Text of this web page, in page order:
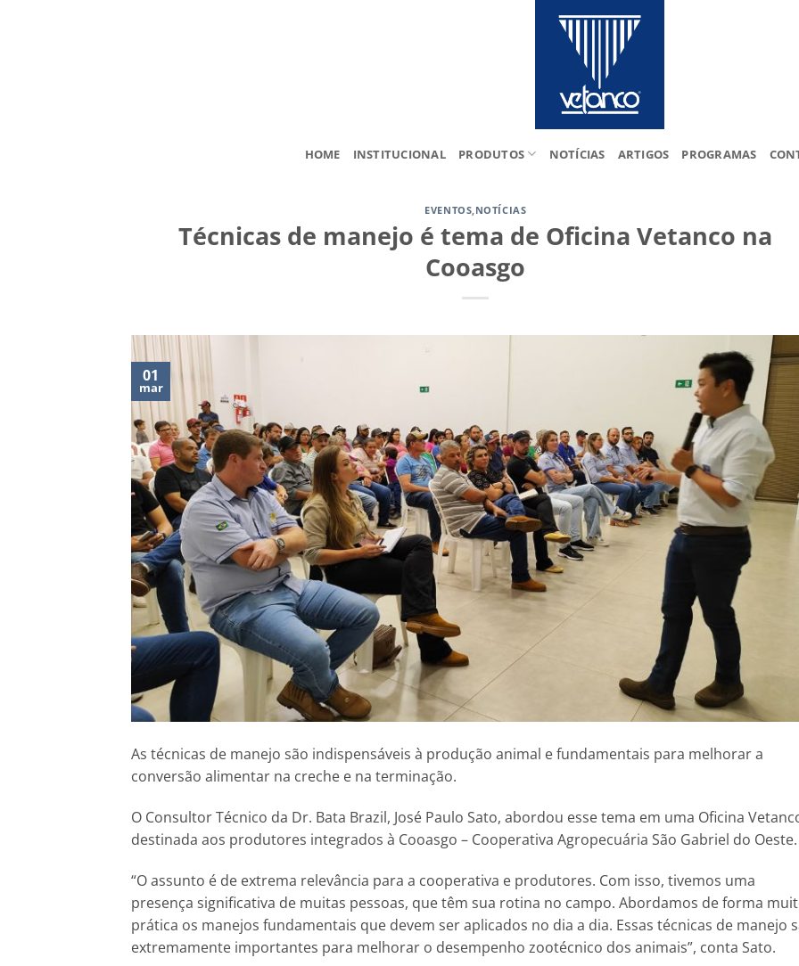
HOME INSTITUCIONAL PRODUTOS NOTÍCIAS ARTIGOS PROGRAMAS
EVENTOS,NOTÍCIAS
Técnicas de manejo é tema de Oficina Vetanco na
Cooasgo
01
mar
As técnicas de manejo são indispensáveis à produção animal e fundamentais para melhorar a
conversão alimentar na creche e na terminação.
O Consultor Técnico da Dr. Bata Brazil, José Paulo Sato, abordou esse tema em uma Oficina
destinada aos produtores integrados à Cooasgo – Cooperativa Agropecuária São Gabriel do Oeste.
“O assunto é de extrema relevância para a cooperativa e produtores. Com isso, tivemos uma
presença significativa de muitas pessoas, que têm sua rotina no campo. Abordamos de forma
prática os manejos fundamentais que devem ser aplicados no dia a dia. Essas técnicas de manejo
extremamente importantes para melhorar o desempenho zootécnico dos animais”, conta Sato.